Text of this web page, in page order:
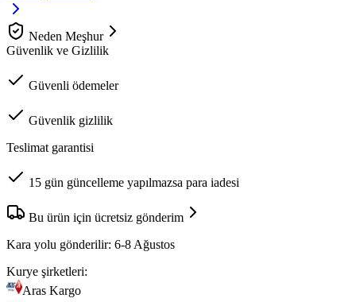
Neden Meşhur
Güvenlik ve Gizlilik
Güvenli ödemeler
Güvenlik gizlilik
Teslimat garantisi
15 gün güncelleme yapılmazsa para iadesi
Bu ürün için ücretsiz gönderim
Kara yolu gönderilir: 6-8 Ağustos
Kurye şirketleri:
Aras Kargo